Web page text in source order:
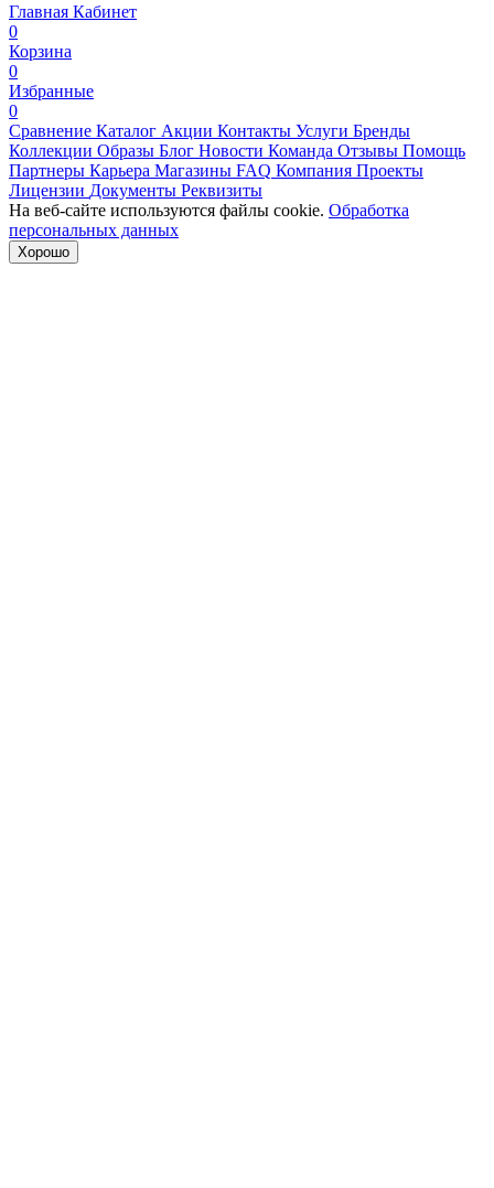
Главная Кабинет
0
Корзина
0
Избранные
0
Сравнение Каталог Акции Контакты Услуги Бренды
Коллекции Образы Блог Новости Команда Отзывы Помощь
Партнеры Карьера Магазины FAQ Компания Проекты
Лицензии Документы Реквизиты
На веб-сайте используются файлы cookie. Обработка
персональных данных
Хорошо